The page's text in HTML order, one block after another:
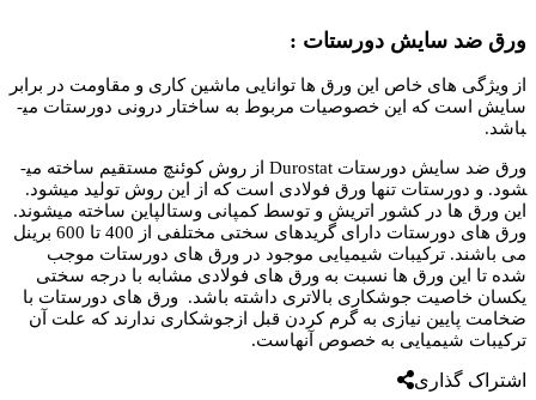
ورق ضد سایش دورستات :
از ویژگی­ های خاص این ورق ­ها توانایی ماشین کاری و مقاومت در برابر
سایش است که این خصوصیات مربوط به ساختار درونی دورستات می­
باشد.
ورق ضد سایش دورستات Durostat از روش کوئنچ مستقیم ساخته می­
شود. و دورستات تنها ورق فولادی است که از این روش تولید می­شود.
این ورق ها در کشور اتریش و توسط کمپانی وستالپاین ساخته می­شوند.
ورق ­های دورستات دارای گرید­های سختی مختلفی از 400 تا 600 برینل
می باشند. ترکیبات شیمیایی موجود در ورق ­های دورستات موجب
شده تا این ورق ­ها نسبت به ورق های فولادی مشابه با درجه سختی
یکسان خاصیت جوشکاری بالاتری داشته باشد. ورق­ های دورستات با
ضخامت پایین نیازی به گرم کردن قبل ازجوشکاری ندارند که علت آن
ترکیبات شیمیایی به خصوص آن­هاست.
اشتراک گذاری